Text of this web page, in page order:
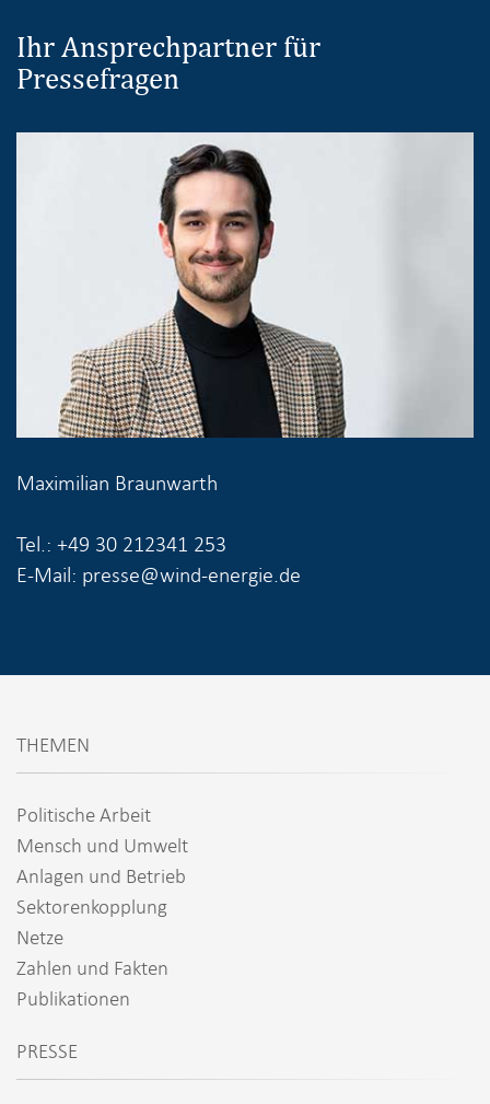
Ihr Ansprechpartner für
Pressefragen
Maximilian Braunwarth
Tel.: +49 30 212341 253
E-Mail: presse@wind-energie.de
THEMEN
Politische Arbeit
Mensch und Umwelt
Anlagen und Betrieb
Sektorenkopplung
Netze
Zahlen und Fakten
Publikationen
PRESSE